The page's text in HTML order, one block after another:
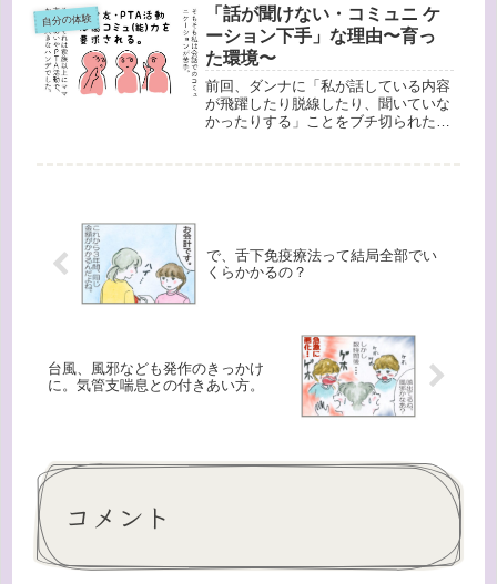
ンの季節になると、すごく気合の入っ
た飾りつけがされていました。やっぱ
り...
自分の体験
「話が聞けない・コミュニ ケ
ーション下手」な理由〜育っ
た環境〜
前回、ダンナに「私が話している内容
が飛躍したり脱線したり、聞いていな
かったりする」ことをブチ切られたこ
で、舌下免疫療法って結局全部でい
くらかかるの？
台風、風邪なども発作のきっかけ
に。気管支喘息との付きあい方。
コメント